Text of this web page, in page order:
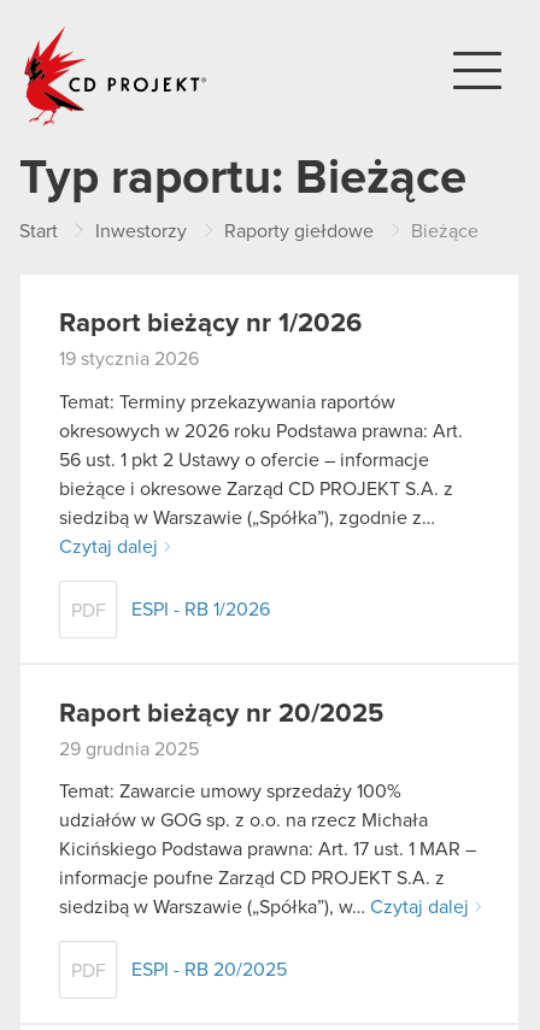
Typ raportu: Bieżące
Start Inwestorzy Raporty giełdowe Bieżące
Raport bieżący nr 1/2026
19 stycznia 2026
Temat: Terminy przekazywania raportów
okresowych w 2026 roku Podstawa prawna: Art.
56 ust. 1 pkt 2 Ustawy o ofercie – informacje
bieżące i okresowe Zarząd CD PROJEKT S.A. z
siedzibą w Warszawie („Spółka”), zgodnie z…
Czytaj dalej
PDF ESPI - RB 1/2026
Raport bieżący nr 20/2025
29 grudnia 2025
Temat: Zawarcie umowy sprzedaży 100%
udziałów w GOG sp. z o.o. na rzecz Michała
Kicińskiego Podstawa prawna: Art. 17 ust. 1 MAR –
informacje poufne Zarząd CD PROJEKT S.A. z
siedzibą w Warszawie („Spółka”), w… Czytaj dalej
PDF ESPI - RB 20/2025